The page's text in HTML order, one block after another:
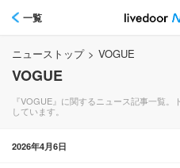
一覧
ニューストップ > VOGUE
VOGUE
『VOGUE』に関するニュース記事一覧
しています。
2026年4月6日